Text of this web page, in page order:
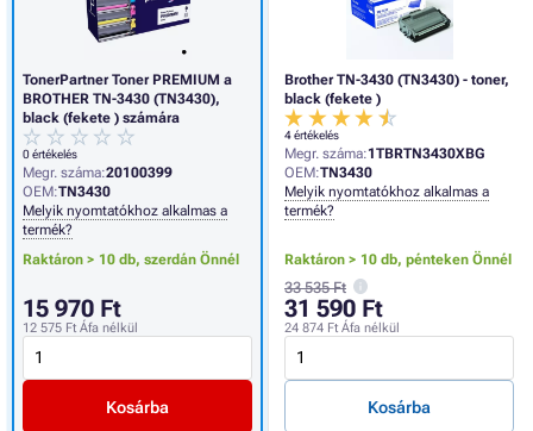
Brother TN-3430 (TN3430) - toner,
black (fekete )
4 értékelés
Megr. száma:1TBRTN3430XBG
OEM:TN3430
Melyik nyomtatókhoz alkalmas a
termék?
Raktáron > 10 db, pénteken Önnél
33 535 Ft
31 590 Ft
24 874 Ft Áfa nélkül
Kosárba
TonerPartner Toner PREMIUM a
BROTHER TN-3430 (TN3430),
black (fekete ) számára
0 értékelés
Megr. száma:20100399
OEM:TN3430
Melyik nyomtatókhoz alkalmas a
termék?
Raktáron > 10 db, szerdán Önnél
15 970 Ft
12 575 Ft Áfa nélkül
Kosárba